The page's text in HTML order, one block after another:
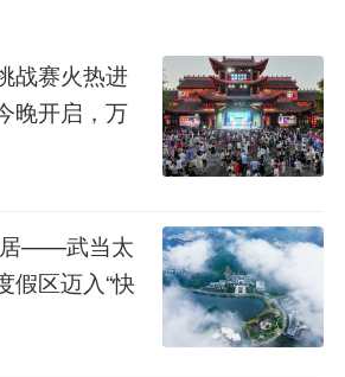
县九路寨生态旅游区
公里 难度：全民适配至
战赛火热进
晚开启，万
居——武当太
假区迈入“快